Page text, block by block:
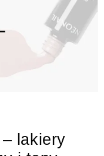
lakiery